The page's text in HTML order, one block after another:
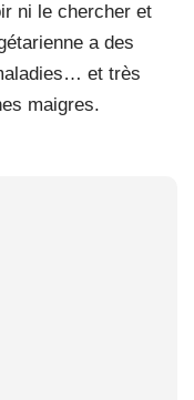
ni le chercher et
a des
et très
maigres.